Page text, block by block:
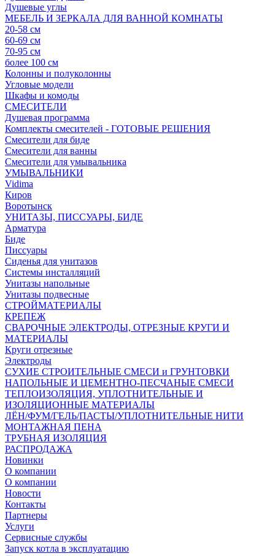
Душевые углы
МЕБЕЛЬ И ЗЕРКАЛА ДЛЯ ВАННОЙ КОМНАТЫ
20-58 см
60-69 см
70-95 см
более 100 см
Колонны и полуколонны
Угловые модели
Шкафы и комоды
СМЕСИТЕЛИ
Душевая программа
Комплекты смесителей - ГОТОВЫЕ РЕШЕНИЯ
Смесители для биде
Смесители для ванны
Смесители для умывальника
УМЫВАЛЬНИКИ
Vidima
Киров
Воротынск
УНИТАЗЫ, ПИССУАРЫ, БИДЕ
Арматура
Биде
Писсуары
Сиденья для унитазов
Системы инсталляций
Унитазы напольные
Унитазы подвесные
СТРОЙМАТЕРИАЛЫ
КРЕПЕЖ
СВАРОЧНЫЕ ЭЛЕКТРОДЫ, ОТРЕЗНЫЕ КРУГИ И
МАТЕРИАЛЫ
Круги отрезные
Электроды
СУХИЕ СТРОИТЕЛЬНЫЕ СМЕСИ и ГРУНТОВКИ
НАПОЛЬНЫЕ И ЦЕМЕНТНО-ПЕСЧАНЫЕ СМЕСИ
ТЕПЛОИЗОЛЯЦИЯ, УПЛОТНИТЕЛЬНЫЕ И
ИЗОЛЯЦИОННЫЕ МАТЕРИАЛЫ
ЛЁН/ФУМ/ГЕЛЬ/ПАСТЫ/УПЛОТНИТЕЛЬНЫЕ НИТИ
МОНТАЖНАЯ ПЕНА
ТРУБНАЯ ИЗОЛЯЦИЯ
РАСПРОДАЖА
Новинки
О компании
О компании
Новости
Контакты
Партнеры
Услуги
Сервисные службы
Запуск котла в эксплуатацию